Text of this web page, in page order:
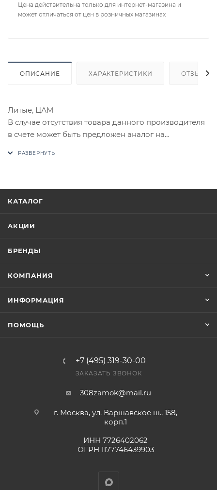
Цена действительна только для интернет-магазина и
может отличаться от цен в розничных магазинах
ОПИСАНИЕ ХАРАКТЕРИСТИКИ ОТЗЫВЫ
Литые, ЦАМ
В случае отсутствия товара данного производителя
в счете может быть предложен аналог на
Конечная цена будет отображена в высланном
Фактом подтверждения покупки будет считаться
КАТАЛОГ
АКЦИИ
БРЕНДЫ
КОМПАНИЯ
ИНФОРМАЦИЯ
ПОМОЩЬ
+7 (495) 319-30-00
ЗАКАЗАТЬ ЗВОНОК
308zamok@mail.ru
г. Москва, ул. Варшавское ш., 158,
корп.1
ИНН 7726402062
ОГРН 1177746439903